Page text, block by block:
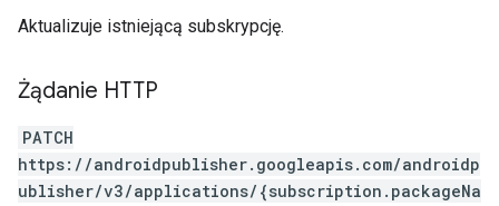
Aktualizuje istniejącą subskrypcję.
Żądanie HTTP
PATCH
https://androidpublisher.googleapis.com/androidp
ublisher/v3/applications/{subscription.packageNa